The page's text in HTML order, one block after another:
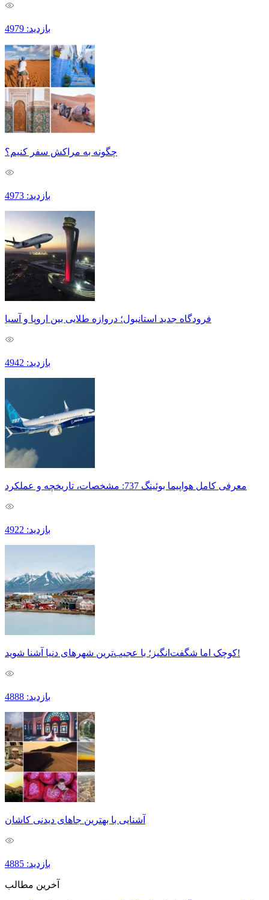
بازدید: 4979
چگونه به مراکش سفر کنیم؟
بازدید: 4973
فرودگاه جدید استانبول؛ دروازه طلایی بین اروپا و آسیا
بازدید: 4942
معرفی کامل هواپیما بوئینگ 737: مشخصات، تاریخچه و عملکرد
بازدید: 4922
کوچک اما شگفت‌انگیز؛ با عجیب‌ترین شهرهای دنیا آشنا شوید!
بازدید: 4888
آشنایی با بهترین جاهای دیدنی کاشان
بازدید: 4885
آخرین مطالب